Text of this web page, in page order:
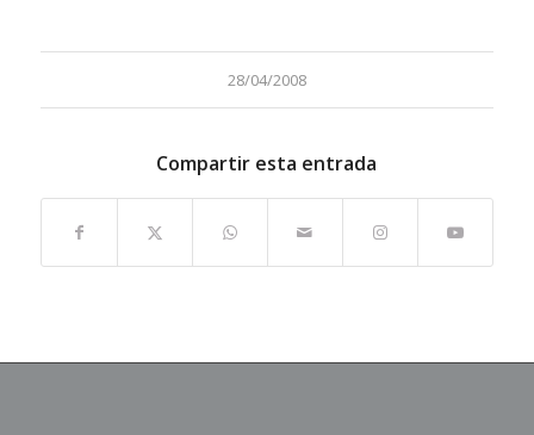
28/04/2008
Compartir esta entrada